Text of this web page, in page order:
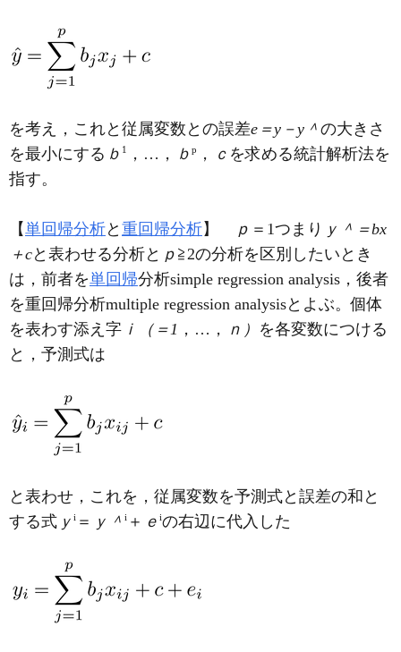
を考え，これと従属変数との誤差e＝y－y＾ の大きさ
を最小にする ｂ 1 ，…， ｂ p ， ｃ を求める統計解析法を
指す。
【単回帰分析と 重回帰分析】 ｐ ＝1つまり ｙ＾＝bx
＋cと表わせる分析と ｐ ≧2の分析を区別したいとき
は，前者を単回帰分析simple regression analysis，後者
を重回帰分析multiple regression analysisとよぶ。個体
を表わす添え字 ｉ（＝1 ，…， ｎ） を各変数につける
と，予測式は
と表わせ，これを，従属変数を予測式と誤差の和と
する式 ｙ i ＝ ｙ＾ i ＋ ｅ iの右辺に代入した